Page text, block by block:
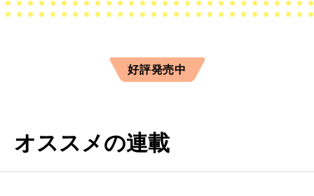
好評発売中
オススメの連載